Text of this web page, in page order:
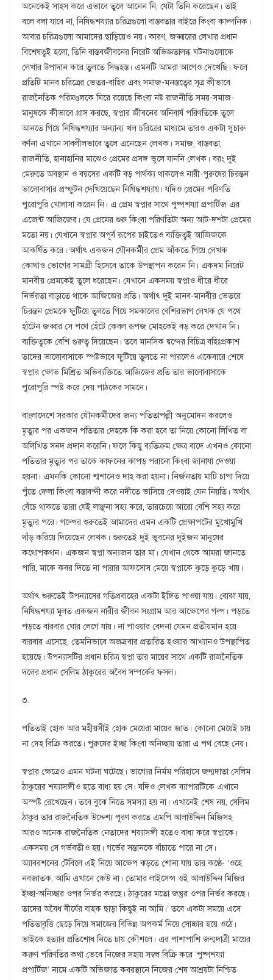
অনেকেই সাহস করে এভাবে তুলে আনেন নি, যেটা তিনি করেছেন। তাই
বলে বলা যাবে না, নিষিদ্ধশয্যার চরিত্রগুলো বাস্তবতার বাইরে কিংবা কাল্পনিক।
আবার চরিত্রগুলো আমাদের ছাড়িয়েও নয়। কারণ, জব্বারের লেখার প্রধান
বিশেষত্বই হলো, তিনি বাস্তবজীবনের নিরেট অভিজ্ঞতালব্ধ ঘটনাগুলোকে
লেখার উপাদান করে তুলতে সিদ্ধহস্ত। এমনটি আমরা আগেও দেখেছি। ফলে
প্রতিটি মানব চরিত্রের ভেতর-বাহির এবং সমাজ-মনস্তত্বের সূত্র কীভাবে
রাজনৈতিক পরিমণ্ডলকে ঘিরে রয়েছে কিংবা নষ্ট রাজনীতি সময়-সমাজ-
মানুষকে কীভাবে গ্রাস করছে, স্বপ্নার জীবনের অনিবার্য পরিণতিকে তুলে
আনতে গিয়ে নিষিদ্ধশয্যার অন্যান্য খল চরিত্রের মাধ্যমে তারও একটা সুচারু
বর্ণনা এখানে সাবলীলভাবে তুলে এনেছেন লেখক। সমাজ, বাস্তবতা,
রাজনীতি, হানাহানির মাঝেও প্রেমের প্রসঙ্গ ভুলে যাননি লেখক। বরং দুই
মেরুতে অবস্থান ও বয়সের একটি বড় পার্থক্য থাকলেও নারী-পুরুষের চিরন্তন
ভালোবাসার প্রস্ফুটন দেখিয়েছেন নিষিদ্ধশয্যায়। যদিও প্রেমের পরিণতি
পুরোপুরি খোলাসা করেন নি। এ প্রেম স্বপ্নার সাথে পুষ্পশয্যা প্রপার্টিজ এর
এজেন্ট আজিজের। যে প্রেমের শুরু কিংবা পরিণতিটা অন্য আট-দশটা প্রেমের
মতো নয়। যেখানে স্বপ্নার অপূর্ব রূপের চাইতেও ব্যক্তিত্বই আজিজকে
আকর্ষিত করে। অর্থাৎ একজন যৌনকর্মীর প্রেম আঁকতে গিয়ে লেখক
কোথাও ভোগের সামগ্রী হিসেবে তাকে উপস্থাপন করেন নি। একদম নিরেট
মানবীয় প্রেমকেই তুলে ধরেছেন। যেখানে একসময় স্বপ্নাও ধীরে ধীরে
নির্ভরতা বাড়াতে থাকে আজিজের প্রতি। অর্থাৎ দুই মানব-মানবীর ভেতরে
চিরন্তন প্রেমকে ফুটিয়ে তুলতে গিয়ে সমকালের বেশিরভাগ লেখক যে পথে
হাঁটেন জব্বার সে পথে হেঁটে কেবল রূপজ মোহকেই বড় করে দেখান নি।
ব্যক্তিত্বকে বেশি গুরুত্ব দিয়েছেন। তবে মানসিক দ্বন্দের বিচিত্র বহিঃপ্রকাশ
তাদের ভালোবাসাকে স্পষ্টভাবে ফুটিয়ে তুলতে না পারলেও একেবারে শেষে
স্বপ্নার ক্ষোভ মিশ্রিত অভিব্যক্তিতে আজিজের প্রতি তার ভালোবাসাকে
পুরোপুরি স্পষ্ট করে দেয় পাঠকের সামনে।
বাংলাদেশে সরকার যৌনকর্মীদের জন্য পতিতাপল্লী অনুমোদন করলেও
মৃত্যুর পর একজন পতিতার দেহকে কি করা হবে তা নিয়ে কোনো লিখিত বা
অলিখিত সনদ প্রদান করেনি। ফলে কিছু ব্যতিক্রম ক্ষেত্র বাদে এখনও কোনো
পতিতার মৃত্যুর পর তাকে কাফনের কাপড় পরানো কিংবা জানাযা দেওয়া
হয়না। এমনকি কোনো শ্মশানেও দাহ করা হয়না। নির্জনতায় মাটি চাপা দিয়ে
পুঁতে ফেলা কিংবা বস্তাবন্দী করে নদীতে ভাসিয়ে দেওয়াই যেন নিয়তি। অর্থাৎ
বেঁচে থাকতে তারা যেই লাঞ্ছনা সহ্য করে, তারচেয়ে আরো বেশি সহ্য করে
মৃত্যুর পরে। গল্পের শুরুতেই আমাদের এমন একটি প্রেক্ষাপটের মুখোমুখি
দাঁড় করিয়ে দিয়েছেন লেখক। শুরুতেই দুই ভুবনের দুইজন মানুষের
কথোপকথন। একজন স্বপ্না অন্যজন তার মা। যেখান থেকে আমরা জানতে
পারি, মাকে কবর দিতে না পারার আফসোস মেয়ে স্বপ্নাকে কুড়ে কুড়ে খায়।
অর্থাৎ শুরুতেই উপন্যাসের গতিপ্রবাহের একটা ইঙ্গিত পাওয়া যায়। বোঝা যায়,
নিষিদ্ধশয্যা মূলত একজন নারীর জীবন সংগ্রাম আর আক্ষেপের গল্প। পড়তে
পড়তে বারবার ঘোর লেগে যায়। না পাওয়ার বেদনা যেমন প্রতীয়মান হয়ে
বারবার এসেছে, তেমনিভাবে অজস্রবার প্রতারিত হওয়ার আখ্যানও উপস্থাপিত
হয়েছে। উপন্যাসটির প্রধান চরিত্র স্বপ্না তার মায়ের সাথে একটি রাজনৈতিক
দলের প্রধান সেলিম ঠাকুরের অবৈধ সম্পর্কের ফসল।
৩.
পতিতাই হোক আর মহীয়সীই হোক মেয়েরা মায়ের জাত। কোনো মেয়েই চায়
না দেহ বিক্রি করতে। পুরুষের ইচ্ছা কিংবা অনিচ্ছায় তারা এ পথ বেছে নেয়।
স্বপ্নার ক্ষেত্রেও এমন ঘটনা ঘটেছে। ভাগ্যের নির্মম পরিহাসে জন্মদাতা সেলিম
ঠাকুরের শয্যাসঙ্গীও হতে বাধ্য হয় সে। যদিও লেখক ব্যাপারটিকে এখানে
অস্পষ্ট রেখেছেন। তবে বুঝে নিতে সমস্যা হয় না। এখানেই শেষ নয়, সেলিম
ঠাকুর তার রাজনৈতিক উদ্দেশ্য পূরণ করতে এমপি আলাউদ্দিন মিজিসহ
আরও অনেক রাজনৈতিক নেতাদের শয্যাসঙ্গী হতেও বাধ্য করে স্বপ্নাকে।
একসময় সে গর্ভবতীও হয়। গর্ভের সন্তানকে বাঁচাতে পারে না সে।
অ্যাবরশনের টেবিলে এই নিয়ে আক্ষেপ ঝড়তে শোনা যায় তার কণ্ঠে- ‘ওহে
নবজাতক, আমি এখানে কেউ না। তোমার লাইসেন্স ওই আলাউদ্দিন মিজির
ইচ্ছা-অনিচ্ছার ওপর নির্ভর করছে। ঠাকুরের মতো জন্তুর ওপর নির্ভর করছে।
তাদের অবৈধ বীর্যের বাহক ছাড়া কিছুই না আমি।’ তবে একটা সময়ে এসে
পতিতাবৃত্তি ছেড়ে দিয়ে সমাজের বিভিন্ন অপকর্ম নিয়ে সোচ্চার হয়ে ওঠে।
ভাইকে হত্যার প্রতিশোধ নিতে চায় কৌশলে। এর পাশাপাশি জন্মদাত্রী মায়ের
করুণ পরিণতির কথা ভেবে নিজের সহায় সম্বল বিক্রি করে ‘পুষ্পশয্যা
প্রপার্টিজ’ নামে একটি অভিজাত কবরস্থানে নিজের শেষ আশ্রয়টা নিশ্চিত